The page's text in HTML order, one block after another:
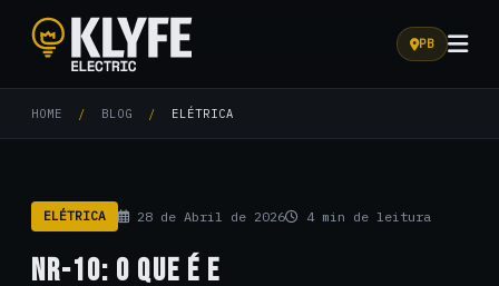
Klyfe Electric
PB
HOME / BLOG / ELÉTRICA
ELÉTRICA 28 de Abril de 2026 4 min de leitura
NR-10: O QUE É E